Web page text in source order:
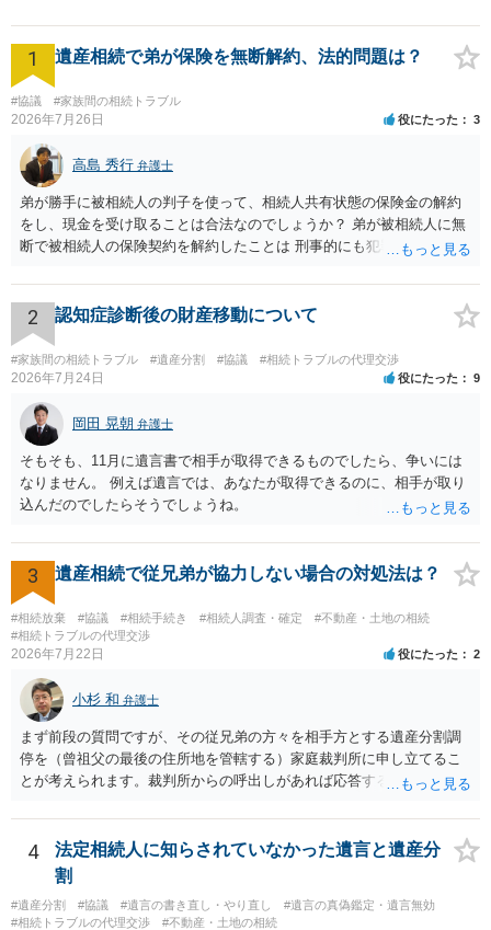
1 遺産相続で弟が保険を無断解約、法的問題は？
#協議 #家族間の相続トラブル
2026年7月26日 役にたった 3
高島 秀行 弁護士
弟が勝手に被相続人の判子を使って、相続人共有状態の保険金の解約
をし、現金を受け取ることは合法なのでしょうか？ 弟が被相続人に無
断で被相続人の保険契約を解約したことは 刑事的にも犯罪となる可能
された書類のコピーを取得して、弁護士に面談で詳しい事情を話して
相談 されたら良いと思います。
2 認知症診断後の財産移動について
#家族間の相続トラブル #遺産分割 #協議 #相続トラブルの代理交渉
2026年7月24日 役にたった 9
岡田 晃朝 弁護士
そもそも、11月に遺言書で相手が取得できるものでしたら、争いには
なりません。 例えば遺言では、あなたが取得できるのに、相手が取り
込んだのでしたらそうでしょうね。
3 遺産相続で従兄弟が協力しない場合の対処法は？
#相続放棄 #協議 #相続手続き #相続人調査・確定
#不動産・土地の相続
#相続トラブルの代理交渉
2026年7月22日 役にたった 2
小杉 和 弁護士
まず前段の質問ですが、その従兄弟の方々を相手方とする遺産分割調
停を（曾祖父の最後の住所地を管轄する）家庭裁判所に申し立てるこ
とが考えられます。裁判所からの呼出しがあれば応答する可能性がま
能と思われます。時間が思った以上にないので必要書類をてきぱきと
揃える必要があります。その点是非御注意ください。
4
法定相続人に知らされていなかった遺言と遺産分
割
#遺産分割 #協議 #遺言の書き直し・やり直し
#遺言の真偽鑑定・遺言無効
#相続トラブルの代理交渉
#不動産・土地の相続